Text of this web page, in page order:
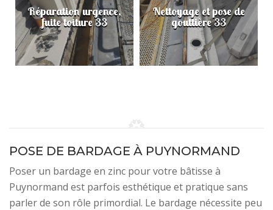
Réparation urgence,
fuite toiture 33
Nettoyage et pose de
gouttière 33
POSE DE BARDAGE À PUYNORMAND
Poser un bardage en zinc pour votre bâtisse à
Puynormand est parfois esthétique et pratique sans
parler de son rôle primordial. Le bardage nécessite peu